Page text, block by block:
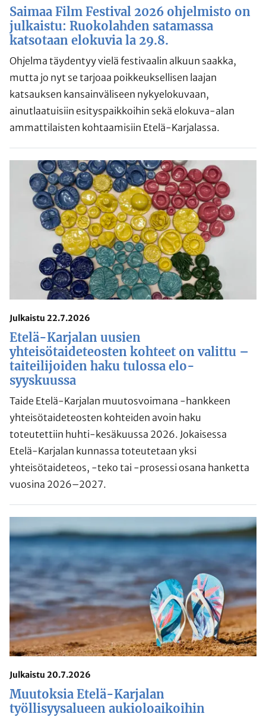
Saimaa Film Festival 2026 ohjelmisto on
julkaistu: Ruokolahden satamassa
katsotaan elokuvia la 29.8.
Ohjelma täydentyy vielä festivaalin alkuun saakka,
mutta jo nyt se tarjoaa poikkeuksellisen laajan
katsauksen kansainväliseen nykyelokuvaan,
ainutlaatuisiin esityspaikkoihin sekä elokuva-alan
ammattilaisten kohtaamisiin Etelä-Karjalassa.
Julkaistu 22.7.2026
Etelä-Karjalan uusien
yhteisötaideteosten kohteet on valittu –
taiteilijoiden haku tulossa elo-
syyskuussa
Taide Etelä-Karjalan muutosvoimana -hankkeen
yhteisötaideteosten kohteiden avoin haku
toteutettiin huhti-kesäkuussa 2026. Jokaisessa
Etelä-Karjalan kunnassa toteutetaan yksi
yhteisötaideteos, -teko tai -prosessi osana hanketta
vuosina 2026–2027.
Julkaistu 20.7.2026
Muutoksia Etelä-Karjalan
työllisyysalueen aukioloaikoihin